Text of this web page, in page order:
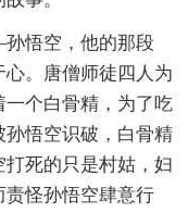
悟空，他的那段
心。唐僧师徒四人为
个白骨精，为了吃
悟空识破，白骨精
死的只是村姑，妇
责怪孙悟空肆意行